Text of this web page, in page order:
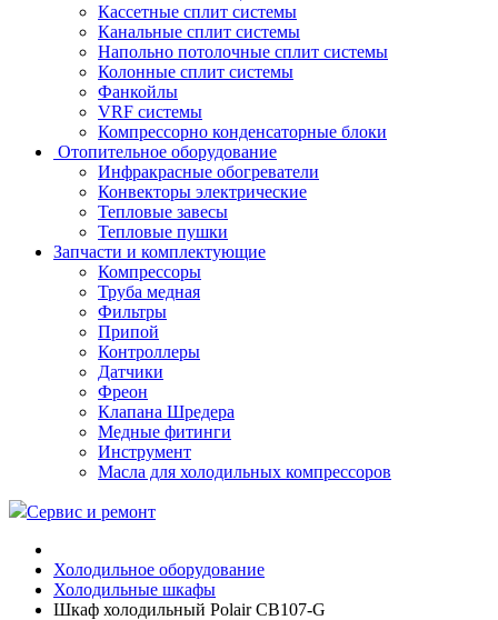
Кассетные сплит системы
Канальные сплит системы
Напольно потолочные сплит системы
Колонные сплит системы
Фанкойлы
VRF системы
Компрессорно конденсаторные блоки
Отопительное оборудование
Инфракрасные обогреватели
Конвекторы электрические
Тепловые завесы
Тепловые пушки
Запчасти и комплектующие
Компрессоры
Труба медная
Фильтры
Припой
Контроллеры
Датчики
Фреон
Клапана Шредера
Медные фитинги
Инструмент
Масла для холодильных компрессоров
Сервис и ремонт
Холодильное оборудование
Холодильные шкафы
Шкаф холодильный Polair CB107-G